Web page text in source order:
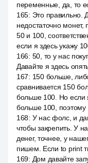
переменные, да, то
165: Это правильно.
недостаточно монет,
50 и 100,
если я здесь укажу
166: 50, то у нас
Давайте я здесь
167: 150 больше,
сравнивается 150
больше 100. Но если
больше 100, поэтому
168: У нас фолс, и
чтобы закрепить. У
денег, точнее, у
пишем. Если to print
169: Дом давайте